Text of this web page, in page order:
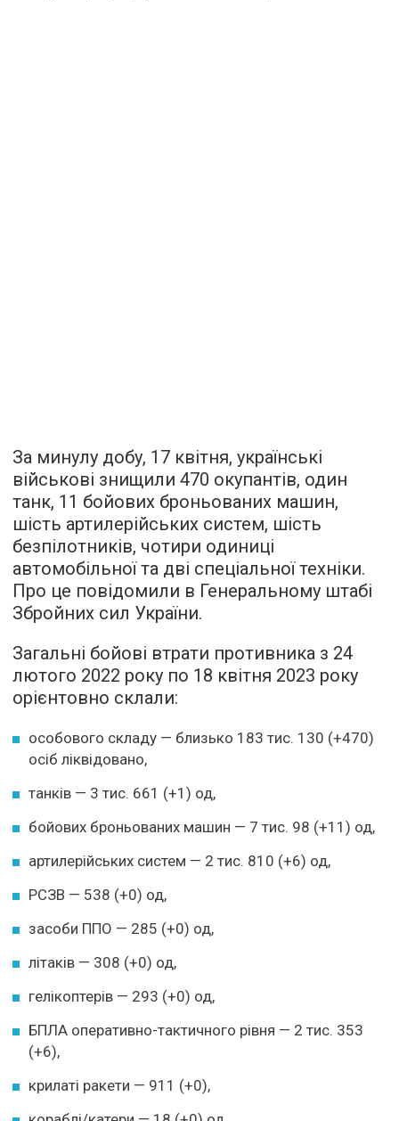
За минулу добу, 17 квітня, українські
військові знищили 470 окупантів, один
танк, 11 бойових броньованих машин,
шість артилерійських систем, шість
безпілотників, чотири одиниці
автомобільної та дві спеціальної техніки.
Про це повідомили в Генеральному штабі
Збройних сил України.
Загальні бойові втрати противника з 24
лютого 2022 року по 18 квітня 2023 року
орієнтовно склали:
особового складу — близько 183 тис. 130 (+470)
осіб ліквідовано,
танків — 3 тис. 661 (+1) од,
бойових броньованих машин — 7 тис. 98 (+11) од,
артилерійських систем — 2 тис. 810 (+6) од,
РСЗВ — 538 (+0) од,
засоби ППО — 285 (+0) од,
літаків — 308 (+0) од,
гелікоптерів — 293 (+0) од,
БПЛА оперативно-тактичного рівня — 2 тис. 353
(+6),
крилаті ракети — 911 (+0),